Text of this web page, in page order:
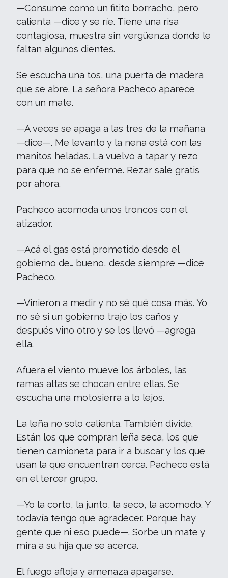
—Consume como un fitito borracho, pero
calienta —dice y se ríe. Tiene una risa
contagiosa, muestra sin vergüenza donde le
faltan algunos dientes.
Se escucha una tos, una puerta de madera
que se abre. La señora Pacheco aparece
con un mate.
—A veces se apaga a las tres de la mañana
—dice—. Me levanto y la nena está con las
manitos heladas. La vuelvo a tapar y rezo
para que no se enferme. Rezar sale gratis
por ahora.
Pacheco acomoda unos troncos con el
atizador.
—Acá el gas está prometido desde el
gobierno de… bueno, desde siempre —dice
Pacheco.
—Vinieron a medir y no sé qué cosa más. Yo
no sé si un gobierno trajo los caños y
después vino otro y se los llevó —agrega
ella.
Afuera el viento mueve los árboles, las
ramas altas se chocan entre ellas. Se
escucha una motosierra a lo lejos.
La leña no solo calienta. También divide.
Están los que compran leña seca, los que
tienen camioneta para ir a buscar y los que
usan la que encuentran cerca. Pacheco está
en el tercer grupo.
—Yo la corto, la junto, la seco, la acomodo. Y
todavía tengo que agradecer. Porque hay
gente que ni eso puede—. Sorbe un mate y
mira a su hija que se acerca.
El fuego afloja y amenaza apagarse.